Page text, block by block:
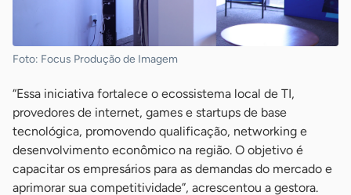
Foto: Focus Produção de Imagem
“Essa iniciativa fortalece o ecossistema local de TI,
provedores de internet, games e startups de base
tecnológica, promovendo qualificação, networking e
desenvolvimento econômico na região. O objetivo é
capacitar os empresários para as demandas do mercado e
aprimorar sua competitividade”, acrescentou a gestora.